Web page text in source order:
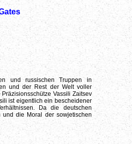
und russischen Truppen in
und der Rest der Welt voller
Vassili Zaitsev
ist eigentlich ein bescheidener
Da die deutschen
die Moral der sowjetischen